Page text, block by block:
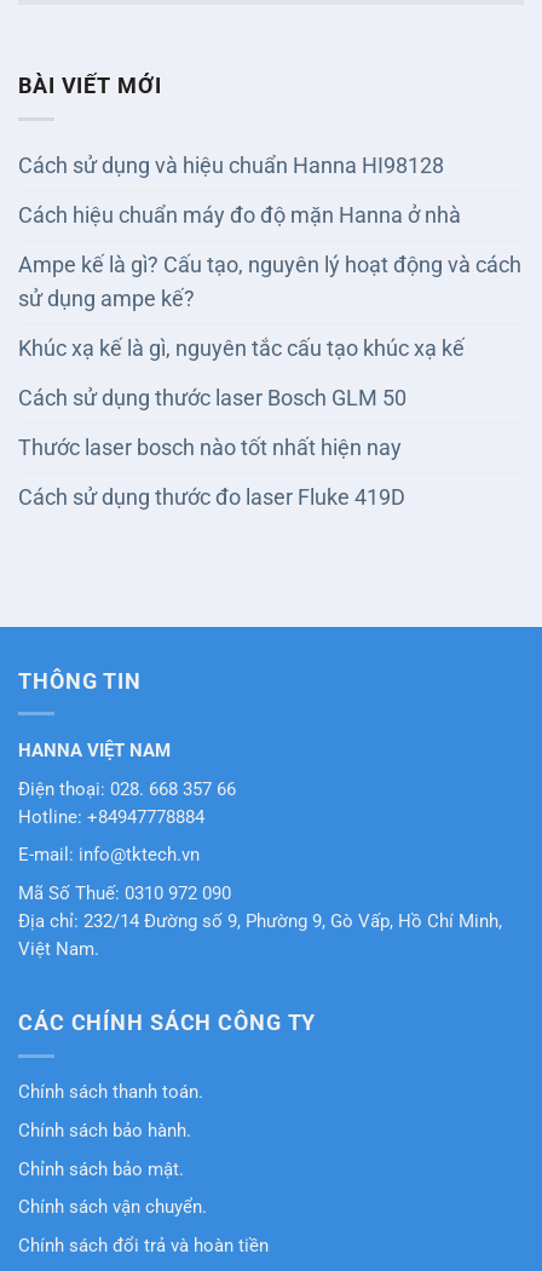
BÀI VIẾT MỚI
Cách sử dụng và hiệu chuẩn Hanna HI98128
Cách hiệu chuẩn máy đo độ mặn Hanna ở nhà
Ampe kế là gì? Cấu tạo, nguyên lý hoạt động và cách
sử dụng ampe kế?
Khúc xạ kế là gì, nguyên tắc cấu tạo khúc xạ kế
Cách sử dụng thước laser Bosch GLM 50
Thước laser bosch nào tốt nhất hiện nay
Cách sử dụng thước đo laser Fluke 419D
THÔNG TIN
HANNA VIỆT NAM
Điện thoại: 028. 668 357 66
Hotline: +84947778884
E-mail: info@tktech.vn
Mã Số Thuế: 0310 972 090
Địa chỉ: 232/14 Đường số 9, Phường 9, Gò Vấp, Hồ Chí Minh,
Việt Nam.
CÁC CHÍNH SÁCH CÔNG TY
Chính sách thanh toán.
Chính sách bảo hành.
Chỉnh sách bảo mật.
Chính sách vận chuyển.
Chính sách đổi trả và hoàn tiền